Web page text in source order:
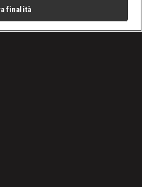
finalità